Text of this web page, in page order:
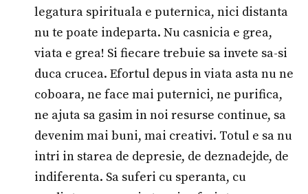
legatura spirituala e puternica, nici distanta
nu te poate indeparta. Nu casnicia e grea,
viata e grea! Si fiecare trebuie sa invete sa-si
duca crucea. Efortul depus in viata asta nu ne
coboara, ne face mai puternici, ne purifica,
ne ajuta sa gasim in noi resurse continue, sa
devenim mai buni, mai creativi. Totul e sa nu
intri in starea de depresie, de deznadejde, de
indiferenta. Sa suferi cu speranta, cu